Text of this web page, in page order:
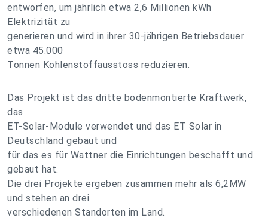
entworfen, um jährlich etwa 2,6 Millionen kWh
Elektrizität zu
generieren und wird in ihrer 30-jährigen Betriebsdauer
etwa 45.000
Tonnen Kohlenstoffausstoss reduzieren.
Das Projekt ist das dritte bodenmontierte Kraftwerk,
das
ET-Solar-Module verwendet und das ET Solar in
Deutschland gebaut und
für das es für Wattner die Einrichtungen beschafft und
gebaut hat.
Die drei Projekte ergeben zusammen mehr als 6,2MW
und stehen an drei
verschiedenen Standorten im Land.